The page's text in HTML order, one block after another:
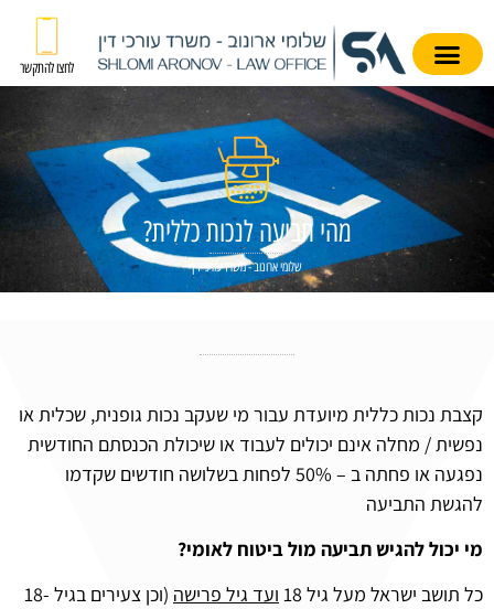
לחצו להתקשר
מהי תביעה לנכות כללית?
שלומי ארונוב - משרד עורכי דין
קצבת נכות כללית מיועדת עבור מי שעקב נכות גופנית, שכלית או
נפשית / מחלה אינם יכולים לעבוד או שיכולת הכנסתם החודשית
נפגעה או פחתה ב – 50% לפחות בשלושה חודשים שקדמו
להגשת התביעה
מי יכול להגיש תביעה מול ביטוח לאומי?
כל תושב ישראל מעל גיל 18
ועד גיל פרישה
(וכן צעירים בגיל 18-